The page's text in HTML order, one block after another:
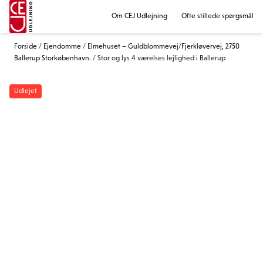
Om CEJ Udlejning Ofte stillede spørgsmål
Forside / Ejendomme / Elmehuset – Guldblommevej/Fjerkløvervej, 2750
Ballerup Storkøbenhavn. / Stor og lys 4 værelses lejlighed i Ballerup
Udlejet